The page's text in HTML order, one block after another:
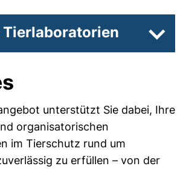
unterstützt Sie dabei, Ihre
organisatorischen
im Tierschutz rund um
zu erfüllen – von der